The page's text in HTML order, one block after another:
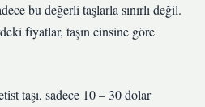
bu değerli taşlarla sınırlı değil.
fiyatlar, taşın cinsine göre
taşı, sadece 10 – 30 dolar